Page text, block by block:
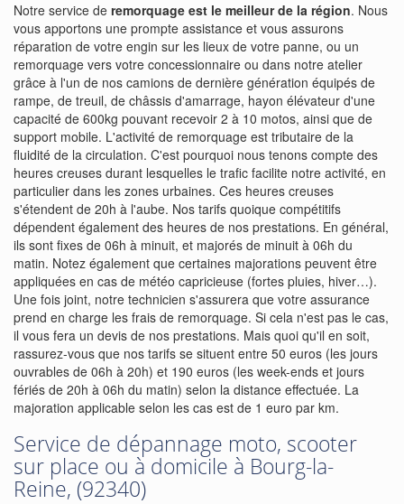
Notre service de remorquage est le meilleur de la région. Nous
vous apportons une prompte assistance et vous assurons
réparation de votre engin sur les lieux de votre panne, ou un
remorquage vers votre concessionnaire ou dans notre atelier
grâce à l'un de nos camions de dernière génération équipés de
rampe, de treuil, de châssis d'amarrage, hayon élévateur d'une
capacité de 600kg pouvant recevoir 2 à 10 motos, ainsi que de
support mobile. L'activité de remorquage est tributaire de la
fluidité de la circulation. C'est pourquoi nous tenons compte des
heures creuses durant lesquelles le trafic facilite notre activité, en
particulier dans les zones urbaines. Ces heures creuses
s'étendent de 20h à l'aube. Nos tarifs quoique compétitifs
dépendent également des heures de nos prestations. En général,
ils sont fixes de 06h à minuit, et majorés de minuit à 06h du
matin. Notez également que certaines majorations peuvent être
appliquées en cas de météo capricieuse (fortes pluies, hiver…).
Une fois joint, notre technicien s'assurera que votre assurance
prend en charge les frais de remorquage. Si cela n'est pas le cas,
il vous fera un devis de nos prestations. Mais quoi qu'il en soit,
rassurez-vous que nos tarifs se situent entre 50 euros (les jours
ouvrables de 06h à 20h) et 190 euros (les week-ends et jours
fériés de 20h à 06h du matin) selon la distance effectuée. La
majoration applicable selon les cas est de 1 euro par km.
Service de dépannage moto, scooter
sur place ou à domicile à Bourg-la-
Reine, (92340)